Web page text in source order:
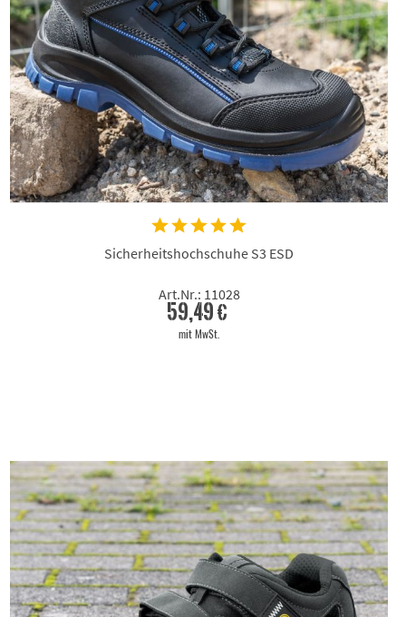
Sicherheitshochschuhe S3 ESD
Art.Nr.: 11028
59,49 €
mit MwSt.